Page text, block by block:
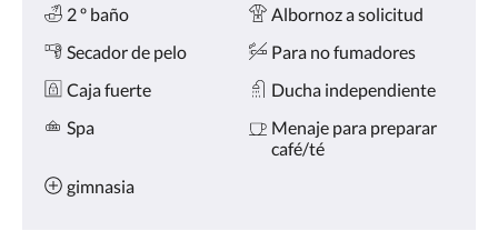
2 º baño
Albornoz a solicitud
Secador de pelo
Para no fumadores
Caja fuerte
Ducha independiente
Spa
Menaje para preparar
café/té
gimnasia